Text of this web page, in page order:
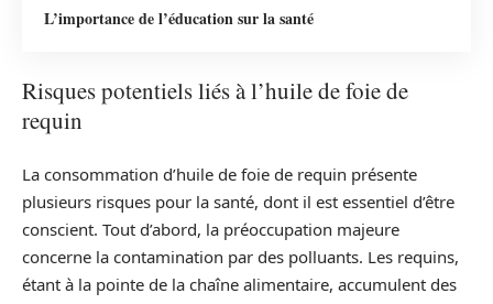
L’importance de l’éducation sur la santé
Risques potentiels liés à l’huile de foie de
requin
La consommation d’huile de foie de requin présente
plusieurs risques pour la santé, dont il est essentiel d’être
conscient. Tout d’abord, la préoccupation majeure
concerne la contamination par des polluants. Les requins,
étant à la pointe de la chaîne alimentaire, accumulent des